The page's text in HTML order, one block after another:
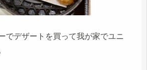
でデザートを買って我が家でユニ